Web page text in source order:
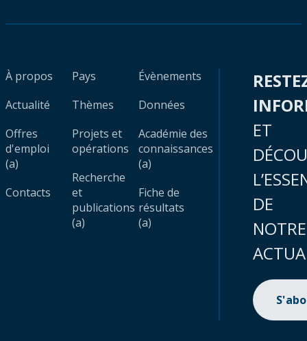
À propos
Actualité
Offres
d'emploi
(a)
Contacts
Pays
Thèmes
Projets et
opérations
Recherche
et
publications
(a)
Évènements
Données
Académie des
connaissances
(a)
Fiche de
résultats
(a)
ET
DE
NOTRE